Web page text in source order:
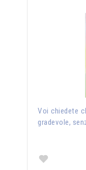
Voi chiedete
gradevole,